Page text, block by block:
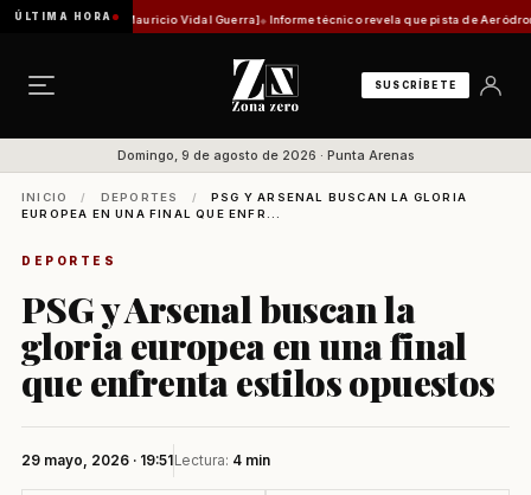
ÚLTIMA HORA
[Por Mauricio Vidal Guerra] Informe técnico revela que pista de Aeródromo de
SUSCRÍBETE
Domingo, 9 de agosto de 2026 · Punta Arenas
INICIO / DEPORTES /
PSG Y ARSENAL BUSCAN LA GLORIA
EUROPEA EN UNA FINAL QUE ENFR...
DEPORTES
PSG y Arsenal buscan la
gloria europea en una final
que enfrenta estilos opuestos
29 mayo, 2026 · 19:51Lectura: 4 min